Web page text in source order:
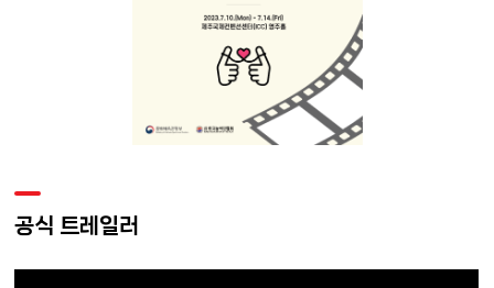
공식 트레일러